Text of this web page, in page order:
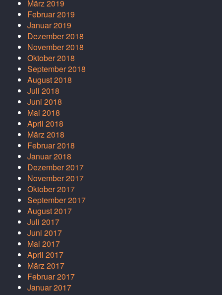
März 2019
Februar 2019
Januar 2019
Dezember 2018
November 2018
Oktober 2018
September 2018
August 2018
Juli 2018
Juni 2018
Mai 2018
April 2018
März 2018
Februar 2018
Januar 2018
Dezember 2017
November 2017
Oktober 2017
September 2017
August 2017
Juli 2017
Juni 2017
Mai 2017
April 2017
März 2017
Februar 2017
Januar 2017